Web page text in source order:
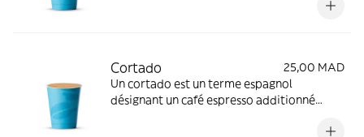
Cortado
25,00 MAD
Un cortado est un terme espagnol
désignant un café espresso additionné